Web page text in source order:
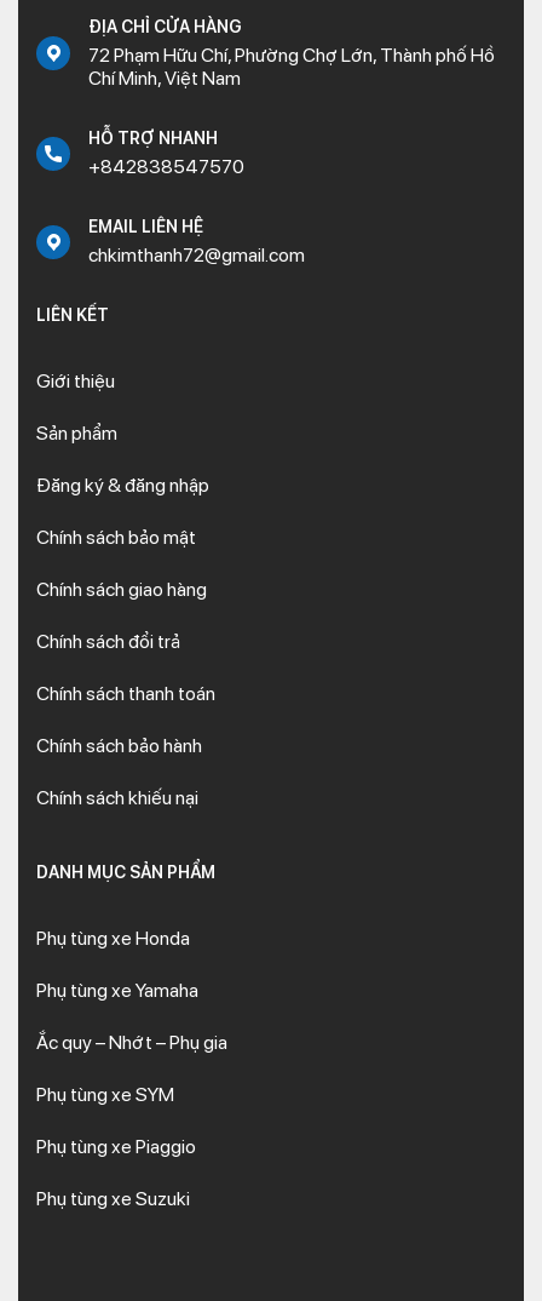
ĐỊA CHỈ CỬA HÀNG
72 Phạm Hữu Chí, Phường Chợ Lớn, Thành phố Hồ
Chí Minh, Việt Nam
HỖ TRỢ NHANH
+842838547570
EMAIL LIÊN HỆ
chkimthanh72@gmail.com
LIÊN KẾT
Giới thiệu
Sản phẩm
Đăng ký & đăng nhập
Chính sách bảo mật
Chính sách giao hàng
Chính sách đổi trả
Chính sách thanh toán
Chính sách bảo hành
Chính sách khiếu nại
DANH MỤC SẢN PHẨM
Phụ tùng xe Honda
Phụ tùng xe Yamaha
Ắc quy – Nhớt – Phụ gia
Phụ tùng xe SYM
Phụ tùng xe Piaggio
Phụ tùng xe Suzuki